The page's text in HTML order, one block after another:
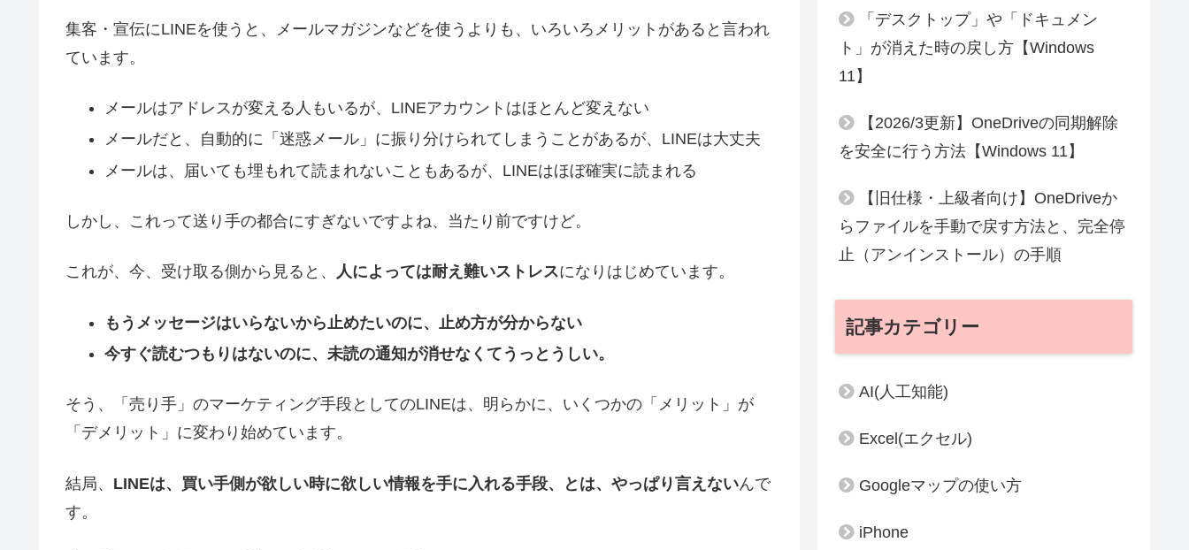
集客・宣伝にLINEを使うと、メールマガジンなどを使うよりも、いろいろメリットがあると言われ
ています。
メールはアドレスが変える人もいるが、LINEアカウントはほとんど変えない
メールだと、自動的に「迷惑メール」に振り分けられてしまうことがあるが、LINEは大丈夫
メールは、届いても埋もれて読まれないこともあるが、LINEはほぼ確実に読まれる
しかし、これって送り手の都合にすぎないですよね、当たり前ですけど。
これが、今、受け取る側から見ると、 人によっては耐え難いストレスになりはじめています。
もうメッセージはいらないから止めたいのに、止め方が分からない
今すぐ読むつもりはないのに、未読の通知が消せなくてうっとうしい。
そう、「売り手」のマーケティング手段としてのLINEは、明らかに、いくつかの「メリット」が
「デメリット」に変わり始めています。
結局、 LINEは、買い手側が欲しい時に欲しい情報を手に入れる手段、とは、やっぱり言えないんで
す。
「デスクトップ」や「ドキュメン
ト」が消えた時の戻し方【Windows
11】
【2026/3更新】OneDriveの同期解除
を安全に行う方法【Windows 11】
【旧仕様・上級者向け】OneDriveか
らファイルを手動で戻す方法と、完全停
止（アンインストール）の手順
記事カテゴリー
AI(人工知能)
Excel(エクセル)
Googleマップの使い方
iPhone